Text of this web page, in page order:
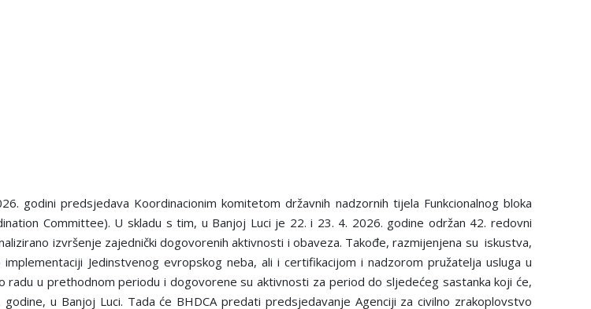
godini predsjedava Koordinacionim komitetom državnih nadzornih tijela Funkcionalnog bloka
Committee). U skladu s tim, u Banjoj Luci je 22. i 23. 4. 2026. godine održan 42. redovni
izvršenje zajednički dogovorenih aktivnosti i obaveza. Takođe, razmijenjena su iskustva,
Jedinstvenog evropskog neba, ali i certifikacijom i nadzorom pružatelja usluga u
radu u prethodnom periodu i dogovorene su aktivnosti za period do sljedećeg sastanka koji će,
u Banjoj Luci. Tada će BHDCA predati predsjedavanje Agenciji za civilno zrakoplovstvo